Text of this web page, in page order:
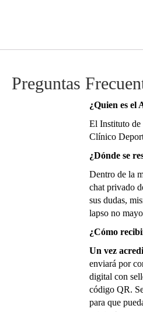
Preguntas
¿Quien es el
El Instituto de
Clínico
¿Dónde se
Dentro de la
chat privado
sus dudas,
lapso no
¿Cómo
Un vez
enviará por
digital con
código QR.
para que